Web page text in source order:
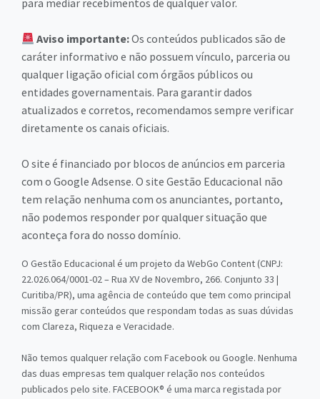
para mediar recebimentos de qualquer valor.
Aviso importante:Os conteúdos publicados são de
caráter informativo e não possuem vínculo, parceria ou
qualquer ligação oficial com órgãos públicos ou
entidades governamentais. Para garantir dados
atualizados e corretos, recomendamos sempre verificar
diretamente os canais oficiais.
O site é financiado por blocos de anúncios em parceria
com o Google Adsense. O site Gestão Educacional não
tem relação nenhuma com os anunciantes, portanto,
não podemos responder por qualquer situação que
aconteça fora do nosso domínio.
O Gestão Educacional é um projeto da WebGo Content (CNPJ:
22.026.064/0001-02 – Rua XV de Novembro, 266. Conjunto 33 |
Curitiba/PR), uma agência de conteúdo que tem como principal
missão gerar conteúdos que respondam todas as suas dúvidas
com Clareza, Riqueza e Veracidade.
Não temos qualquer relação com Facebook ou Google. Nenhuma
das duas empresas tem qualquer relação nos conteúdos
publicados pelo site. FACEBOOK® é uma marca registada por